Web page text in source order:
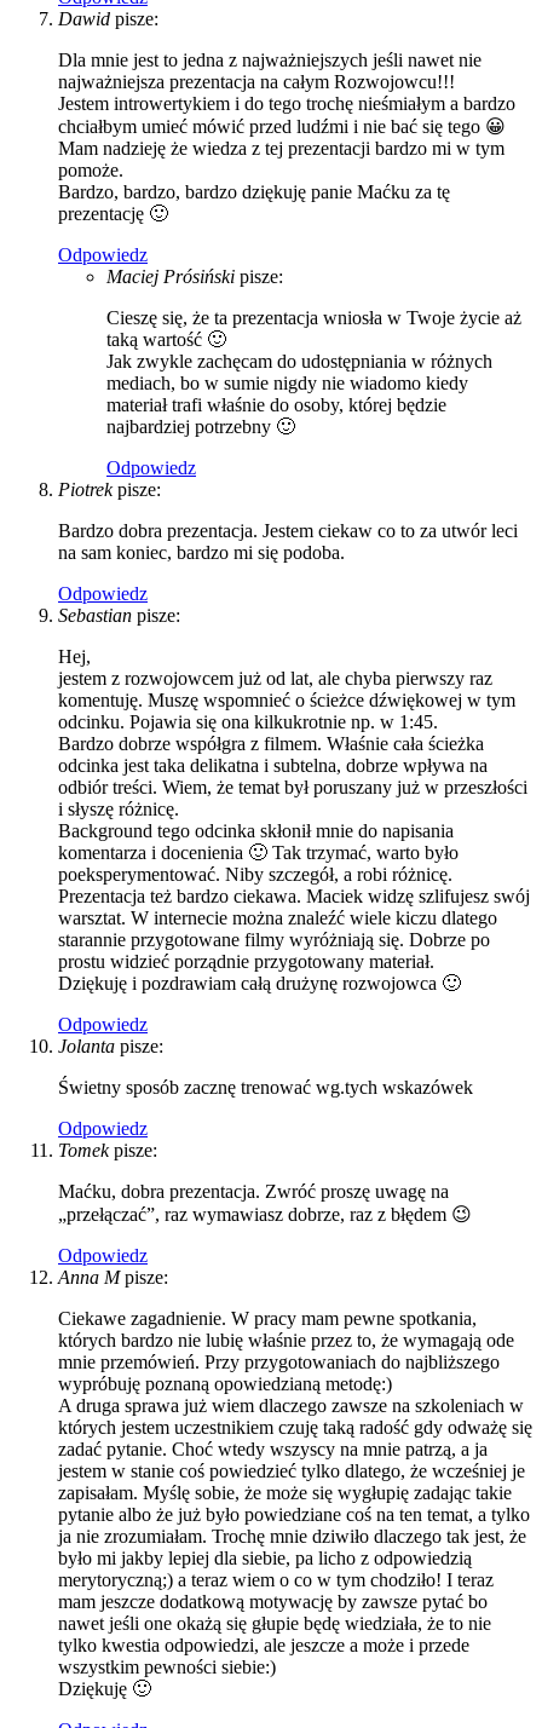
Dawid pisze:
Dla mnie jest to jedna z najważniejszych jeśli nawet nie
najważniejsza prezentacja na całym Rozwojowcu!!!
Jestem introwertykiem i do tego trochę nieśmiałym a bardzo
chciałbym umieć mówić przed ludźmi i nie bać się tego 😀
Mam nadzieję że wiedza z tej prezentacji bardzo mi w tym
pomoże.
Bardzo, bardzo, bardzo dziękuję panie Maćku za tę
prezentację 🙂
Odpowiedz
Maciej Prósiński pisze:
Cieszę się, że ta prezentacja wniosła w Twoje życie aż
taką wartość 🙂
Jak zwykle zachęcam do udostępniania w różnych
mediach, bo w sumie nigdy nie wiadomo kiedy
materiał trafi właśnie do osoby, której będzie
najbardziej potrzebny 🙂
Odpowiedz
Piotrek pisze:
Bardzo dobra prezentacja. Jestem ciekaw co to za utwór leci
na sam koniec, bardzo mi się podoba.
Odpowiedz
Sebastian pisze:
Hej,
jestem z rozwojowcem już od lat, ale chyba pierwszy raz
komentuję. Muszę wspomnieć o ścieżce dźwiękowej w tym
odcinku. Pojawia się ona kilkukrotnie np. w 1:45.
Bardzo dobrze współgra z filmem. Właśnie cała ścieżka
odcinka jest taka delikatna i subtelna, dobrze wpływa na
odbiór treści. Wiem, że temat był poruszany już w przeszłości
i słyszę różnicę.
Background tego odcinka skłonił mnie do napisania
komentarza i docenienia 🙂 Tak trzymać, warto było
poeksperymentować. Niby szczegół, a robi różnicę.
Prezentacja też bardzo ciekawa. Maciek widzę szlifujesz swój
warsztat. W internecie można znaleźć wiele kiczu dlatego
starannie przygotowane filmy wyróżniają się. Dobrze po
prostu widzieć porządnie przygotowany materiał.
Dziękuję i pozdrawiam całą drużynę rozwojowca 🙂
Odpowiedz
Jolanta pisze:
Świetny sposób zacznę trenować wg.tych wskazówek
Odpowiedz
Tomek pisze:
Maćku, dobra prezentacja. Zwróć proszę uwagę na
„przełączać”, raz wymawiasz dobrze, raz z błędem 😉
Odpowiedz
Anna M pisze:
Ciekawe zagadnienie. W pracy mam pewne spotkania,
których bardzo nie lubię właśnie przez to, że wymagają ode
mnie przemówień. Przy przygotowaniach do najbliższego
wypróbuję poznaną opowiedzianą metodę:)
A druga sprawa już wiem dlaczego zawsze na szkoleniach w
których jestem uczestnikiem czuję taką radość gdy odważę się
zadać pytanie. Choć wtedy wszyscy na mnie patrzą, a ja
jestem w stanie coś powiedzieć tylko dlatego, że wcześniej je
zapisałam. Myślę sobie, że może się wygłupię zadając takie
pytanie albo że już było powiedziane coś na ten temat, a tylko
ja nie zrozumiałam. Trochę mnie dziwiło dlaczego tak jest, że
było mi jakby lepiej dla siebie, pa licho z odpowiedzią
merytoryczną;) a teraz wiem o co w tym chodziło! I teraz
mam jeszcze dodatkową motywację by zawsze pytać bo
nawet jeśli one okażą się głupie będę wiedziała, że to nie
tylko kwestia odpowiedzi, ale jeszcze a może i przede
wszystkim pewności siebie:)
Dziękuję 🙂